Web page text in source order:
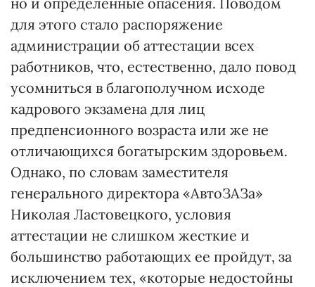
для этого стало распоряжение
администрации об аттестации всех
работников, что, естественно, дало повод
усомниться в благополучном исходе
кадрового экзамена для лиц
предпенсионного возраста или же не
отличающихся богатырским здоровьем.
Однако, по словам заместителя
генерального директора «АвтоЗАЗа»
Николая Ластовецкого, условия
аттестации не слишком жесткие и
большинство работающих ее пройдут, за
исключением тех, «которые недостойны